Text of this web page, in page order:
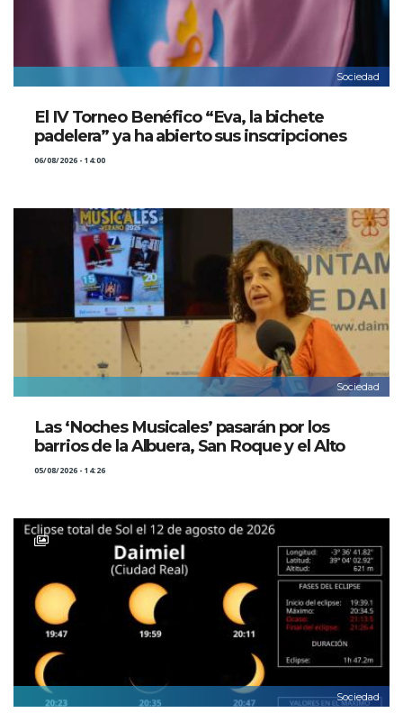
Sociedad
El IV Torneo Benéfico “Eva, la bichete
padelera” ya ha abierto sus inscripciones
06/08/2026 - 14:00
Sociedad
Las ‘Noches Musicales’ pasarán por los
barrios de la Albuera, San Roque y el Alto
05/08/2026 - 14:26
Sociedad